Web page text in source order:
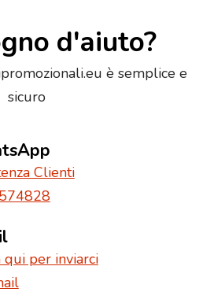
d'aiuto?
è semplice e
sicuro
Clienti
qui per inviarci